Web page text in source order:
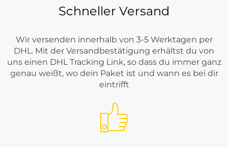
Schneller Versand
Wir versenden innerhalb von 3-5 Werktagen per
DHL. Mit der Versandbestätigung erhältst du von
uns einen DHL Tracking Link, so dass du immer ganz
genau weißt, wo dein Paket ist und wann es bei dir
eintrifft